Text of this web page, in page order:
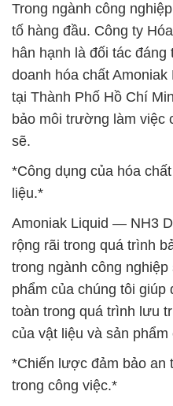
Trong ngành công
tố hàng đầu. Công ty
hân hạnh là đối tác đáng
doanh hóa chất
tại Thành Phố Hồ Chí
bảo môi trường làm việc
sẽ.
*Công dụng của hóa
liệu.*
Amoniak Liquid — NH3
rộng rãi trong quá trình
trong ngành công
phẩm của chúng tôi
toàn trong quá trình lưu
của vật liệu và sản phẩm
*Chiến lược đảm bảo an
trong công việc.*